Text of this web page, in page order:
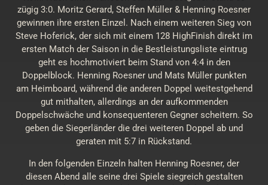
zügig 3:0. Moritz Gerard, Steffen Müller & Henning Roesner
gewinnen ihre ersten Einzel. Nach einem weiteren Sieg von
Steve Hoferick, der sich mit einem 128 HighFinish direkt im
ersten Match der Saison in die Bestleistungsliste eintrug
geht es hochmotiviert beim Stand von 4:4 in den
Doppelblock. Henning Roesner und Mats Müller punkten
am Heimboard, während die anderen Doppel weitestgehend
gut mithalten, allerdings an der aufkommenden
Doppelschwäche und konsequenteren Gegner scheitern. So
geben die Siegerländer die drei weiteren Doppel ab und
geraten mit 5:7 in Rückstand.
In den folgenden Einzeln halten Henning Roesner, der
diesen Abend alle seine drei Spiele siegreich gestalten